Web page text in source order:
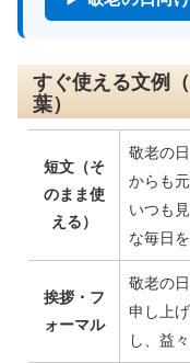
すぐ使える文例
葉）
短文（そ
のまま使
える）
敬老の
からも
いつも
な毎日
挨拶・フ
ォーマル
敬老の
申し上
し、益